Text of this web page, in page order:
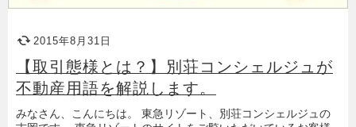
2015年8月31日
【取引態様とは？】別荘コンシェルジュが
不動産用語を解説します。
みなさん、こんにちは。 東急リゾート、別荘コンシェルジュの